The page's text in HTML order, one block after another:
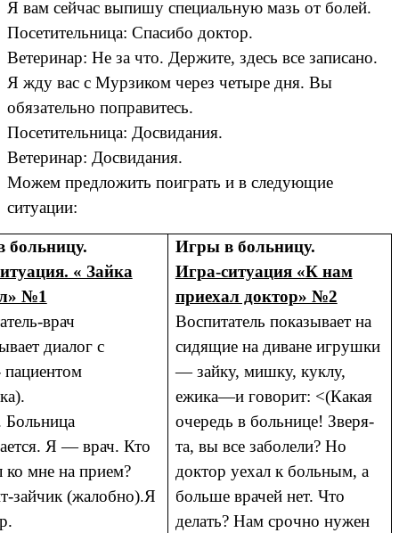
Я вам сейчас выпишу специальную мазь от болей.
Посетительница: Спасибо доктор.
Ветеринар: Не за что. Держите, здесь все записано.
Я жду вас с Мурзиком через четыре дня. Вы
обязательно поправитесь.
Посетительница: Досвидания.
Ветеринар: Досвидания.
Можем предложить поиграть и в следующие
ситуации:
больницу.
« Зайка
№1
врач
диалог с
пациентом
Больница
Я — врач. Кто
мне на прием?
зайчик (жалобно).Я
Игры в больницу.
Игра-ситуация «К нам
приехал доктор» №2
Воспитатель показывает на
сидящие на диване игрушки
— зайку, мишку, куклу,
ежика—и говорит: <(Какая
очередь в больнице! Зверя-
та, вы все заболели? Но
доктор уехал к больным, а
больше врачей нет. Что
делать? Нам срочно нужен